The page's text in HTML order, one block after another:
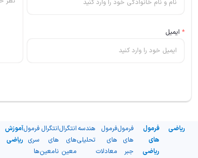
* ایمیل
ریاضی
فرمول
های
ریاضی
فرمول
های
جبر
فرمول
های
معادلات
هندسه
تحلیلی
انتگرال
های
معین
انتگرال
های
نامعین
فرمول
سری
ها
آموزش
ریاضی